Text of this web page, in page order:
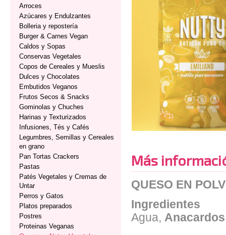
Arroces
Azúcares y Endulzantes
Bolleria y repostería
Burger & Carnes Vegan
Caldos y Sopas
Conservas Vegetales
Copos de Cereales y Mueslis
Dulces y Chocolates
Embutidos Veganos
Frutos Secos & Snacks
Gominolas y Chuches
Harinas y Texturizados
Infusiones, Tés y Cafés
Legumbres, Semillas y Cereales
en grano
Pan Tortas Crackers
Pastas
Patés Vegetales y Cremas de
Untar
Perros y Gatos
Platos preparados
Postres
Proteinas Veganas
Más
QUESO EN
Ingredientes
Agua, Anacardos